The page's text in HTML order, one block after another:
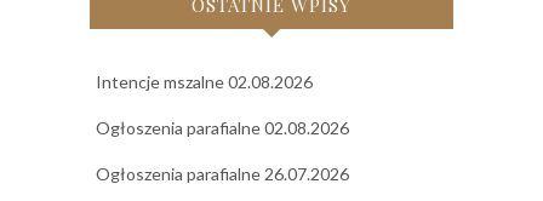
Intencje mszalne 02.08.2026
Ogłoszenia parafialne 02.08.2026
Ogłoszenia parafialne 26.07.2026